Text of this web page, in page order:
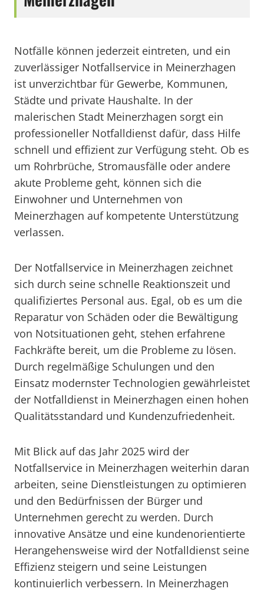
Notfälle können jederzeit eintreten, und ein
zuverlässiger Notfallservice in Meinerzhagen
ist unverzichtbar für Gewerbe, Kommunen,
Städte und private Haushalte. In der
malerischen Stadt Meinerzhagen sorgt ein
professioneller Notfalldienst dafür, dass Hilfe
schnell und effizient zur Verfügung steht. Ob es
um Rohrbrüche, Stromausfälle oder andere
akute Probleme geht, können sich die
Einwohner und Unternehmen von
Meinerzhagen auf kompetente Unterstützung
verlassen.
Der Notfallservice in Meinerzhagen zeichnet
sich durch seine schnelle Reaktionszeit und
qualifiziertes Personal aus. Egal, ob es um die
Reparatur von Schäden oder die Bewältigung
von Notsituationen geht, stehen erfahrene
Fachkräfte bereit, um die Probleme zu lösen.
Durch regelmäßige Schulungen und den
Einsatz modernster Technologien gewährleistet
der Notfalldienst in Meinerzhagen einen hohen
Qualitätsstandard und Kundenzufriedenheit.
Mit Blick auf das Jahr 2025 wird der
Notfallservice in Meinerzhagen weiterhin daran
arbeiten, seine Dienstleistungen zu optimieren
und den Bedürfnissen der Bürger und
Unternehmen gerecht zu werden. Durch
innovative Ansätze und eine kundenorientierte
Herangehensweise wird der Notfalldienst seine
Effizienz steigern und seine Leistungen
kontinuierlich verbessern. In Meinerzhagen